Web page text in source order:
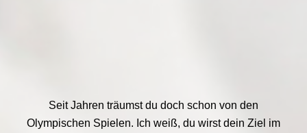
Seit Jahren träumst du doch schon von den
Olympischen Spielen. Ich weiß, du wirst dein Ziel im